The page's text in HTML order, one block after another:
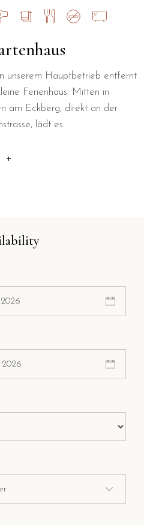
unserem Hauptbetrieb entfernt
Ferienhaus. Mitten in
am Eckberg, direkt an der
lädt es